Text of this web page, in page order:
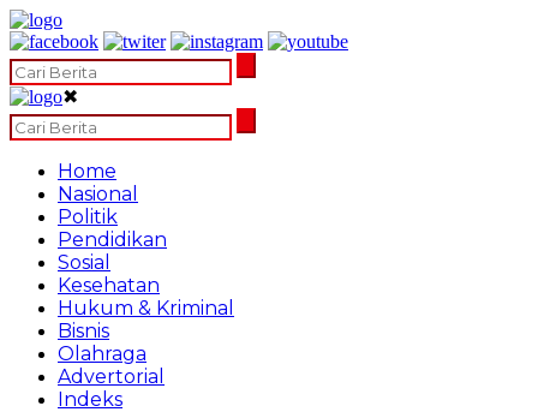
✖
Home
Nasional
Politik
Pendidikan
Sosial
Kesehatan
Hukum & Kriminal
Bisnis
Olahraga
Advertorial
Indeks